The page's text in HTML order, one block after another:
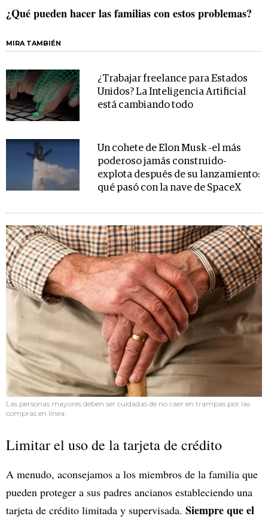
¿Qué pueden hacer las familias con estos problemas?
MIRA TAMBIÉN
¿Trabajar freelance para Estados
Unidos? La Inteligencia Artificial
está cambiando todo
Un cohete de Elon Musk -el más
poderoso jamás construido-
explota después de su lanzamiento:
qué pasó con la nave de SpaceX
Las personas mayores deben ser cuidadas de no caer en trampas por las
compras en línea.
Limitar el uso de la tarjeta de crédito
A menudo, aconsejamos a los miembros de la familia que
pueden proteger a sus padres ancianos estableciendo una
tarjeta de crédito limitada y supervisada. Siempre que el